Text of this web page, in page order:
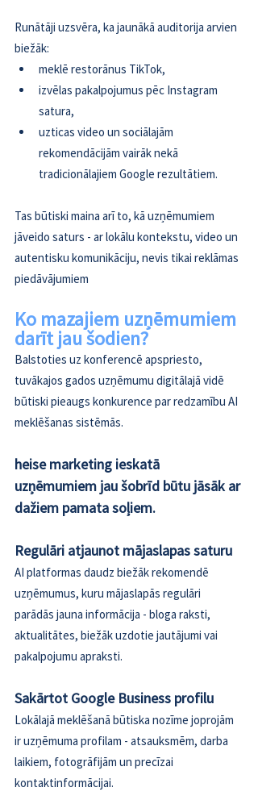
Runātāji uzsvēra, ka jaunākā auditorija arvien
biežāk:
meklē restorānus TikTok,
izvēlas pakalpojumus pēc Instagram
satura,
uzticas video un sociālajām
rekomendācijām vairāk nekā
tradicionālajiem Google rezultātiem.
Tas būtiski maina arī to, kā uzņēmumiem
jāveido saturs - ar lokālu kontekstu, video un
autentisku komunikāciju, nevis tikai reklāmas
piedāvājumiem
Ko mazajiem uzņēmumiem
darīt jau šodien?
Balstoties uz konferencē apspriesto,
tuvākajos gados uzņēmumu digitālajā vidē
būtiski pieaugs konkurence par redzamību AI
meklēšanas sistēmās.
heise marketing ieskatā
uzņēmumiem jau šobrīd būtu jāsāk ar
dažiem pamata soļiem.
Regulāri atjaunot mājaslapas saturu
AI platformas daudz biežāk rekomendē
uzņēmumus, kuru mājaslapās regulāri
parādās jauna informācija - bloga raksti,
aktualitātes, biežāk uzdotie jautājumi vai
pakalpojumu apraksti.
Sakārtot Google Business profilu
Lokālajā meklēšanā būtiska nozīme joprojām
ir uzņēmuma profilam - atsauksmēm, darba
laikiem, fotogrāfijām un precīzai
kontaktinformācijai.